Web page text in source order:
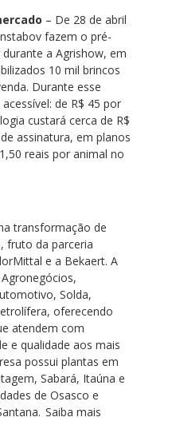
– De 28 de abril
fazem o pré-
a Agrishow, em
10 mil brincos
Durante esse
de R$ 45 por
custará cerca de R$
assinatura, em planos
reais por animal no
transformação de
fruto da parceria
e a Bekaert. A
Solda,
oferecendo
atendem com
e qualidade aos mais
possui plantas em
Sabará, Itaúna e
de Osasco e
Saiba mais